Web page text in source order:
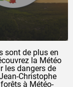
sont de plus en
la Météo
les dangers de
Christophe
à Météo-